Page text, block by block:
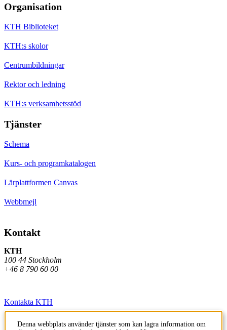
Organisation
KTH Biblioteket
KTH:s skolor
Centrumbildningar
Rektor och ledning
KTH:s verksamhetsstöd
Tjänster
Schema
Kurs- och programkatalogen
Lärplattformen Canvas
Webbmejl
Kontakt
KTH
100 44 Stockholm
+46 8 790 60 00
Kontakta KTH
Jobba på KTH
Denna webbplats använder tjänster som kan lagra information om